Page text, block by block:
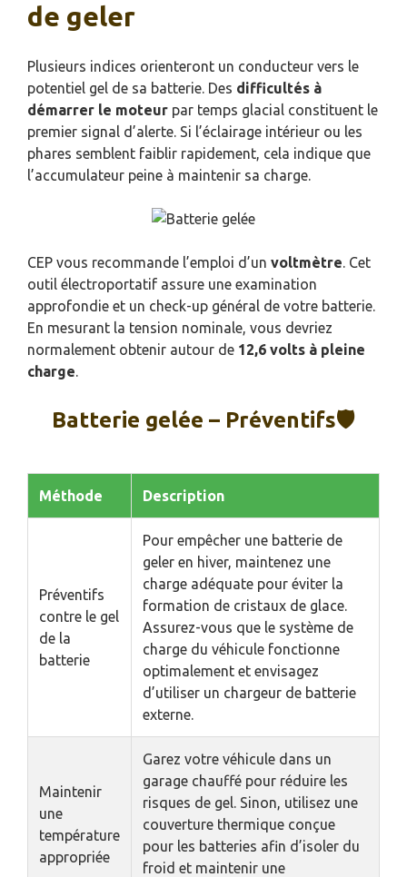
de geler
Plusieurs indices orienteront un conducteur vers le
potentiel gel de sa batterie. Des difficultés à
démarrer le moteur par temps glacial constituent le
premier signal d’alerte. Si l’éclairage intérieur ou les
phares semblent faiblir rapidement, cela indique que
l’accumulateur peine à maintenir sa charge.
CEP vous recommande l’emploi d’un voltmètre. Cet
outil électroportatif assure une examination
approfondie et un check-up général de votre batterie.
En mesurant la tension nominale, vous devriez
normalement obtenir autour de 12,6 volts à pleine
charge.
Batterie gelée – Préventifs🛡️
Méthode Description
Préventifs
contre le gel
de la
batterie
Pour empêcher une batterie de
geler en hiver, maintenez une
charge adéquate pour éviter la
formation de cristaux de glace.
Assurez-vous que le système de
charge du véhicule fonctionne
optimalement et envisagez
d’utiliser un chargeur de batterie
externe.
Maintenir
une
température
appropriée
Garez votre véhicule dans un
garage chauffé pour réduire les
risques de gel. Sinon, utilisez une
couverture thermique conçue
pour les batteries afin d’isoler du
froid et maintenir une